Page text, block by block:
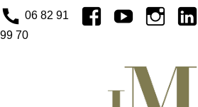
06 82 91
99 70
FacebookYoutube